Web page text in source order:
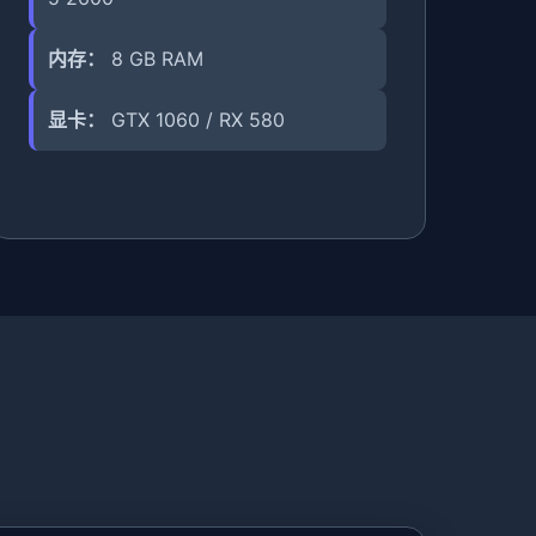
内存： 8 GB RAM
显卡： GTX 1060 / RX 580